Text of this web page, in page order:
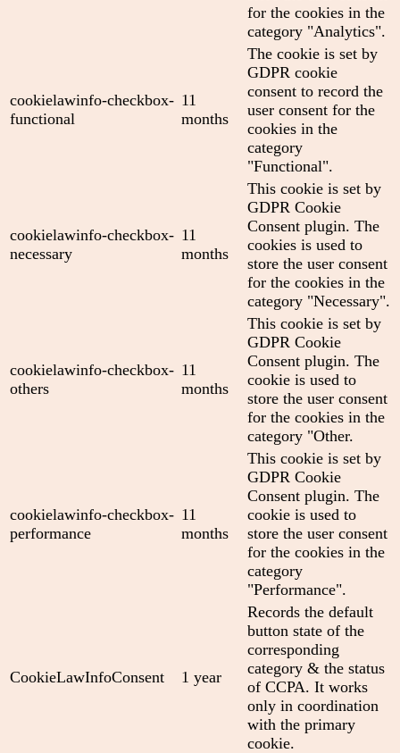
for the cookies in the
category "Analytics".
cookielawinfo-checkbox-
functional
11
months
The cookie is set by
GDPR cookie
consent to record the
user consent for the
cookies in the
category
"Functional".
cookielawinfo-checkbox-
necessary
11
months
This cookie is set by
GDPR Cookie
Consent plugin. The
cookies is used to
store the user consent
for the cookies in the
category "Necessary".
cookielawinfo-checkbox-
others
11
months
This cookie is set by
GDPR Cookie
Consent plugin. The
cookie is used to
store the user consent
for the cookies in the
category "Other.
cookielawinfo-checkbox-
performance
11
months
This cookie is set by
GDPR Cookie
Consent plugin. The
cookie is used to
store the user consent
for the cookies in the
category
"Performance".
CookieLawInfoConsent 1 year
Records the default
button state of the
corresponding
category & the status
of CCPA. It works
only in coordination
with the primary
cookie.